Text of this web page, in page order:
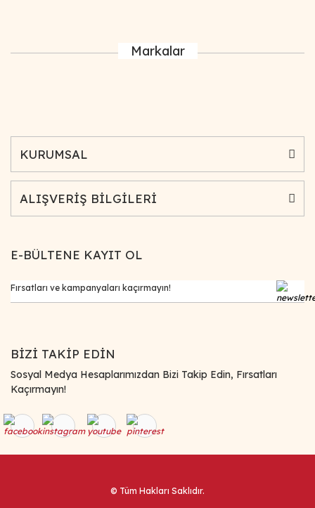
Markalar
KURUMSAL
ALIŞVERİŞ BİLGİLERİ
E-BÜLTENE KAYIT OL
BİZİ TAKİP EDİN
Sosyal Medya Hesaplarımızdan Bizi Takip Edin, Fırsatları
Kaçırmayın!
© Tüm Hakları Saklıdır.